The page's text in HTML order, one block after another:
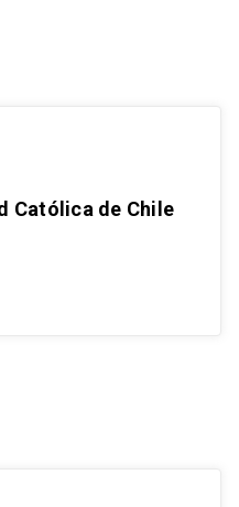
Católica de Chile